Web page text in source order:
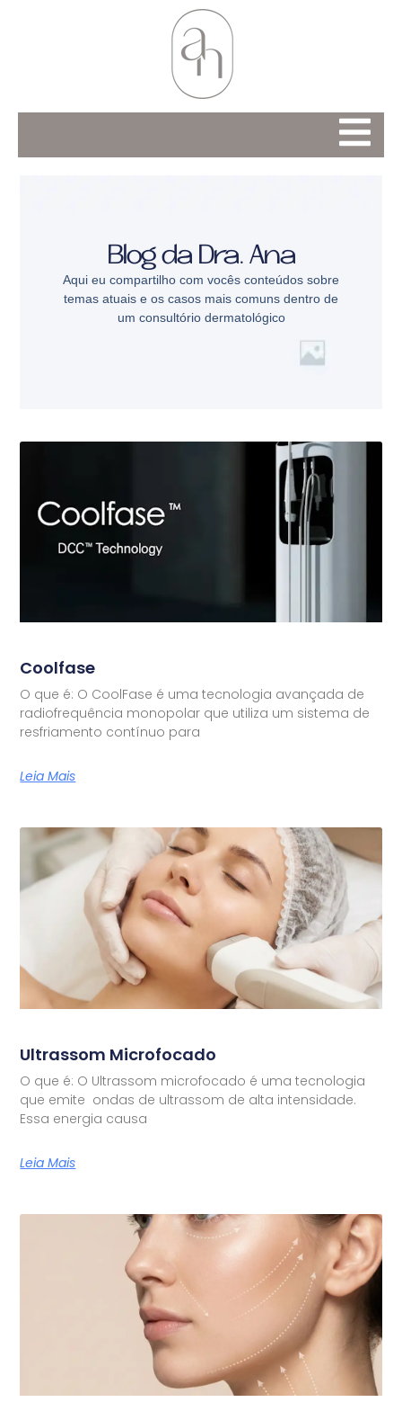
Blog da Dra. Ana
Aqui eu compartilho com vocês conteúdos sobre
temas atuais e os casos mais comuns dentro de
um consultório dermatológico
Coolfase
O que é: O CoolFase é uma tecnologia avançada de
radiofrequência monopolar que utiliza um sistema de
resfriamento contínuo para
Leia Mais
Ultrassom Microfocado
O que é: O Ultrassom microfocado é uma tecnologia
que emite ondas de ultrassom de alta intensidade.
Essa energia causa
Leia Mais